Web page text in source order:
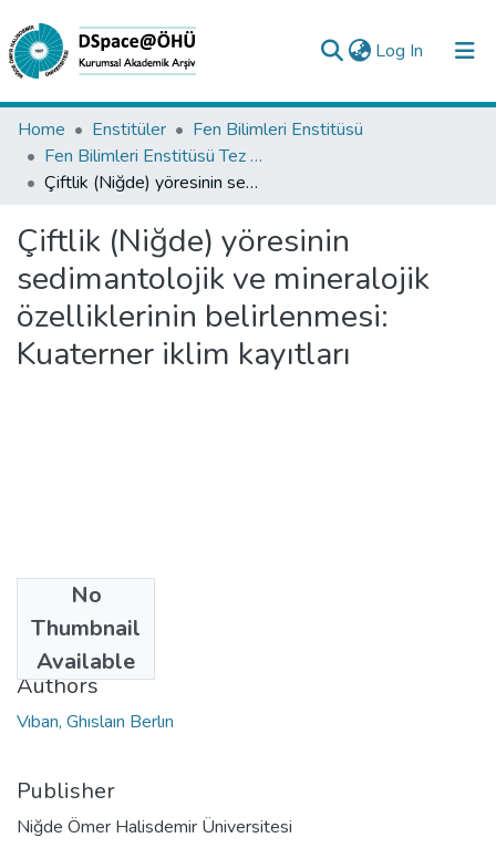
Log In (current)
Collections
All of DSpace
Analyze
Request/Question
Home Enstitüler
Fen Bilimleri Enstitüsü
Fen Bilimleri Enstitüsü Tez Koleksiyonu
Çiftlik (Niğde) yöresinin sedimantolojik ve mineralojik özelliklerinin belirlenmesi: Kuaterner iklim kayıtları
Çiftlik (Niğde) yöresinin
sedimantolojik ve mineralojik
özelliklerinin belirlenmesi:
Kuaterner iklim kayıtları
No
Thumbnail
Available
2022
Authors
Vıban, Ghıslaın Berlın
Publisher
Niğde Ömer Halisdemir Üniversitesi